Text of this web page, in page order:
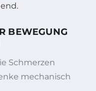
BEWEGUNG
Schmerzen
mechanisch